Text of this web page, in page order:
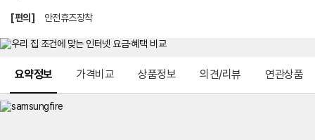
[편의] 안전휴즈장착
요약정보 가격비교 상품정보 의견/리뷰 연관상품